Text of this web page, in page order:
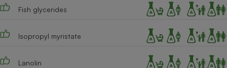
Fish glycerides
Isopropyl myristate
Lanolin
Climatiseur -
Ventilateur